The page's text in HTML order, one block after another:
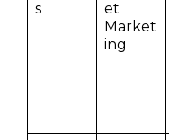
s
et
Market
ing